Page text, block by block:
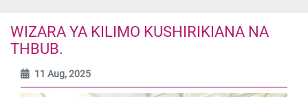
WIZARA YA KILIMO KUSHIRIKIANA NA
THBUB.
11 Aug, 2025